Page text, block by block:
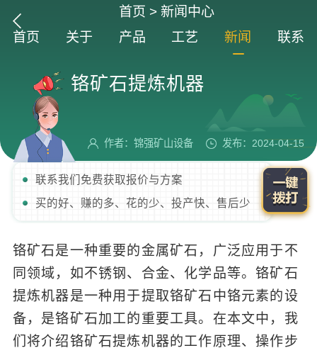
首页 >新闻中心
首页
关于 产品 工艺 新闻 联系
铬矿石提炼机器
作者：锦强矿山设备 发布：2024-04-15
联系我们免费获取报价与方案
买的好、赚的多、花的少、投产快、售后少
铬矿石是一种重要的金属矿石，广泛应用于不
同领域，如不锈钢、合金、化学品等。铬矿石
提炼机器是一种用于提取铬矿石中铬元素的设
备，是铬矿石加工的重要工具。在本文中，我
们将介绍铬矿石提炼机器的工作原理、操作步